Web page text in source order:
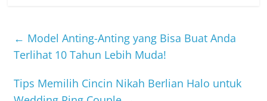
← Model Anting-Anting yang Bisa Buat Anda
Terlihat 10 Tahun Lebih Muda!
Tips Memilih Cincin Nikah Berlian Halo untuk